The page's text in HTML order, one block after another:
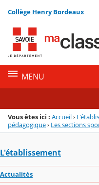
Menu de la rubrique
Contenu
Collège Henry Bordeaux
MENU
Vous êtes ici : Accueil›
pédagogique› Les sections
L'établissement
Actualités